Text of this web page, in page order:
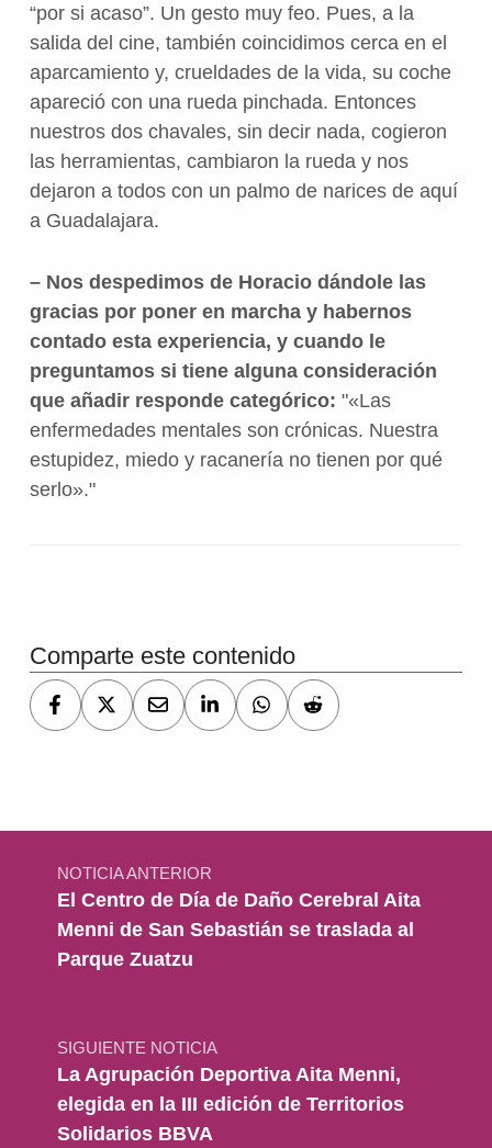
“por si acaso”. Un gesto muy feo. Pues, a la
salida del cine, también coincidimos cerca en el
aparcamiento y, crueldades de la vida, su coche
apareció con una rueda pinchada. Entonces
nuestros dos chavales, sin decir nada, cogieron
las herramientas, cambiaron la rueda y nos
dejaron a todos con un palmo de narices de aquí
a Guadalajara.
– Nos despedimos de Horacio dándole las
gracias por poner en marcha y habernos
contado esta experiencia, y cuando le
preguntamos si tiene alguna consideración
que añadir responde categórico: «Las
enfermedades mentales son crónicas. Nuestra
estupidez, miedo y racanería no tienen por qué
serlo».
Comparte este contenido
Navegación de entradas
NOTICIA ANTERIOR
El Centro de Día de Daño Cerebral Aita
Menni de San Sebastián se traslada al
Parque Zuatzu
SIGUIENTE NOTICIA
La Agrupación Deportiva Aita Menni,
elegida en la III edición de Territorios
Solidarios BBVA